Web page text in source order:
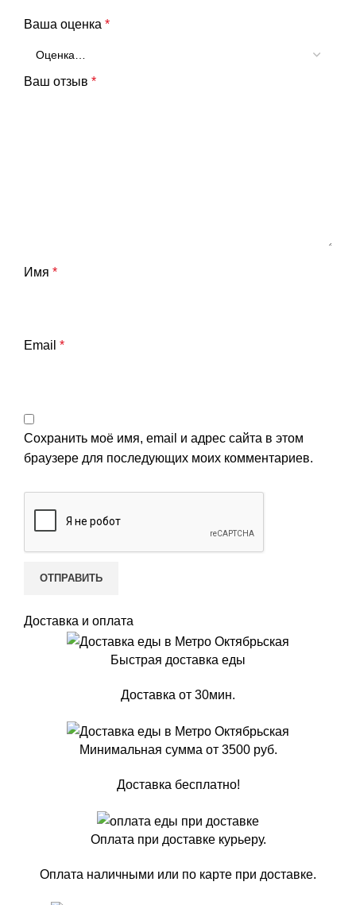
Ваша оценка *
Ваш отзыв *
Имя *
Email *
Сохранить моё имя, email и адрес сайта в этом
браузере для последующих моих комментариев.
Доставка и оплата
Быстрая доставка еды
Доставка от 30мин.
Минимальная сумма от 3500 руб.
Доставка бесплатно!
Оплата при доставке курьеру.
Оплата наличными или по карте при доставке.